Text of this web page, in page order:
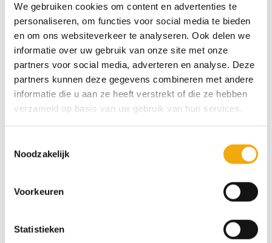
We gebruiken cookies om content en advertenties te
personaliseren, om functies voor social media te bieden
en om ons websiteverkeer te analyseren. Ook delen we
informatie over uw gebruik van onze site met onze
partners voor social media, adverteren en analyse. Deze
partners kunnen deze gegevens combineren met andere
informatie die u aan ze heeft verstrekt of die ze hebben
verzameld op basis van uw gebruik van hun services.
Noodzakelijk
Voorkeuren
Statistieken
kunt de samples altijd gratis aan ons retourneren en
wanneer ze onbeschadigd bij ons terug komen krijg
je het aankoopbedrag terug.
10 op voorraad
Toevoegen aan winkelwagen